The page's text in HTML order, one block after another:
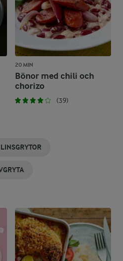
20 MIN
Bönor med chili och
chorizo
(39)
LINSGRYTOR